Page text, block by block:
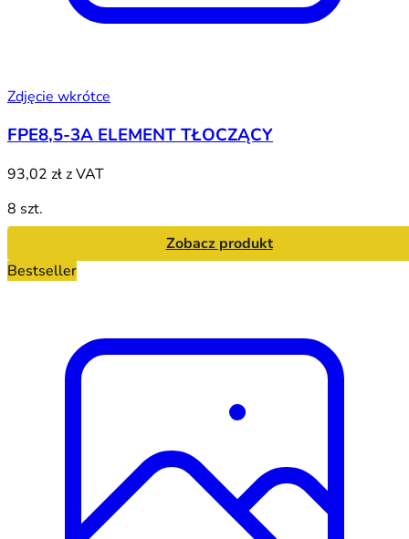
Zdjęcie wkrótce
FPE8,5-3A ELEMENT TŁOCZĄCY
93,02 złz VAT
8 szt.
Zobacz produkt
Bestseller